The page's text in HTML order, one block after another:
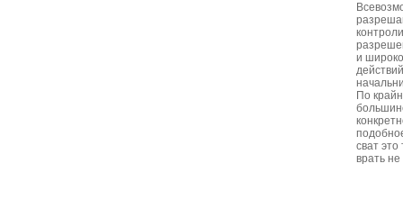
и
По
сват
врать не